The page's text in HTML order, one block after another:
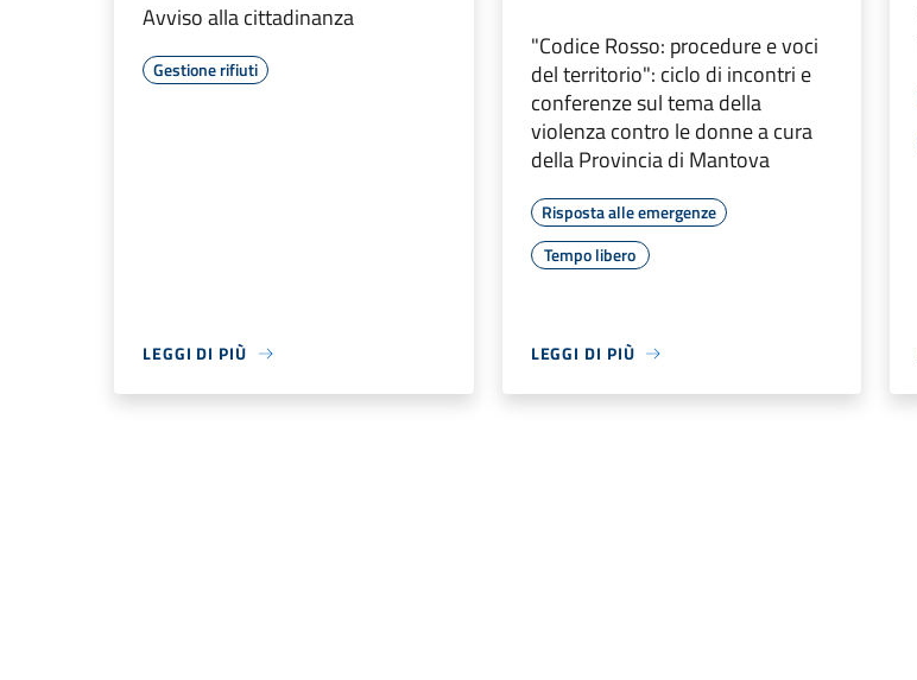
Avviso alla cittadinanza
Gestione rifiuti
LEGGI DI PIÙ
"Codice Rosso: procedure e voci
del territorio": ciclo di incontri e
conferenze sul tema della
violenza contro le donne a cura
della Provincia di Mantova
Risposta alle emergenze
Tempo libero
LEGGI DI PIÙ